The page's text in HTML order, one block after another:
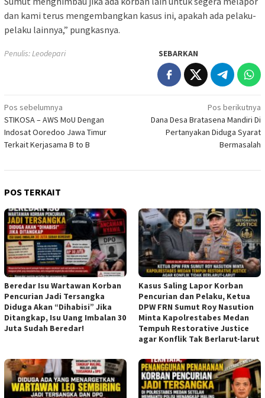
dan kami terus mengembangkan kasus ini, apakah ada pelaku-
pelaku lainnya,” pungkasnya.
Penulis: Leodepari SEBARKAN
Navigasi
pos
Pos sebelumnya
STIKOSA – AWS MoU Dengan
Indosat Ooredoo Jawa Timur
Terkait Kerjasama B to B
Pos berikutnya
Dana Desa Bratasena Mandiri Di
Pertanyakan Diduga Syarat
Bermasalah
POS TERKAIT
Beredar Isu Wartawan Korban
Pencurian Jadi Tersangka
Diduga Akan “Dihabisi” Jika
Ditangkap, Isu Uang Imbalan 30
Juta Sudah Beredar!
Kasus Saling Lapor Korban
Pencurian dan Pelaku, Ketua
DPW FRN Sumut Roy Nasution
Minta Kapolrestabes Medan
Tempuh Restorative Justice
agar Konflik Tak Berlarut-larut